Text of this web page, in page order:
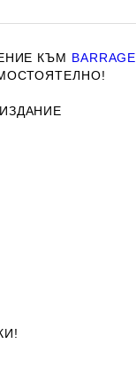
КЪМ BARRAGE